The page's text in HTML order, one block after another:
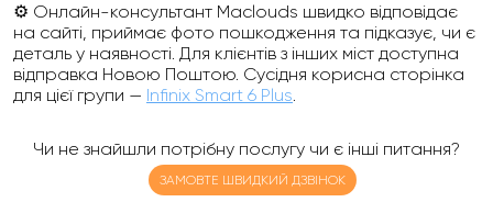
⚙️ Онлайн-консультант Maclouds швидко відповідає
на сайті, приймає фото пошкодження та підказує, чи є
деталь у наявності. Для клієнтів з інших міст доступна
відправка Новою Поштою. Сусідня корисна сторінка
для цієї групи — Infinix Smart 6 Plus.
Чи не знайшли потрібну послугу чи є інші питання?
ЗАМОВТЕ ШВИДКИЙ ДЗВІНОК